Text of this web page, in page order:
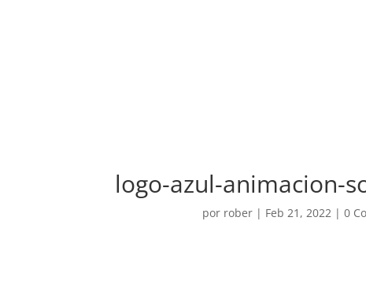
logo-azul-animacion-
por rober | Feb 21, 2022 |0